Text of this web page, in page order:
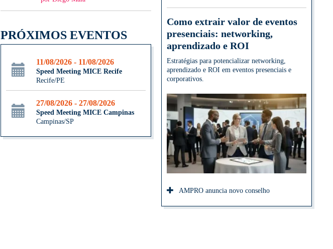
PRÓXIMOS EVENTOS
11/08/2026 - 11/08/2026
Speed Meeting MICE Recife
Recife/PE
27/08/2026 - 27/08/2026
Speed Meeting MICE Campinas
Campinas/SP
Como extrair valor de eventos
presenciais: networking,
aprendizado e ROI
Estratégias para potencializar networking,
aprendizado e ROI em eventos presenciais e
corporativos.
AMPRO anuncia novo conselho